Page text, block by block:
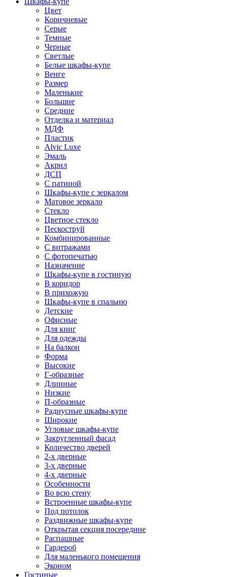
Цвет
Коричневые
Серые
Темные
Черные
Светлые
Белые шкафы-купе
Венге
Размер
Маленькие
Большие
Средние
Отделка и материал
МДФ
Пластик
Alvic Luxe
Эмаль
Акрил
ДСП
С патиной
Шкафы-купе с зеркалом
Матовое зеркало
Стекло
Цветное стекло
Пескоструй
Комбинированные
С витражами
С фотопечатью
Назначение
Шкафы-купе в гостиную
В коридор
В прихожую
Шкафы-купе в спальню
Детские
Офисные
Для книг
Для одежды
На балкон
Форма
Высокие
Г-образные
Длинные
Низкие
П-образные
Радиусные шкафы-купе
Широкие
Угловые шкафы-купе
Закругленный фасад
Количество дверей
2-х дверные
3-х дверные
4-х дверные
Особенности
Во всю стену
Встроенные шкафы-купе
Под потолок
Раздвижные шкафы-купе
Открытая секция посередине
Распашные
Гардероб
Для маленького помещения
Эконом
Гостиные